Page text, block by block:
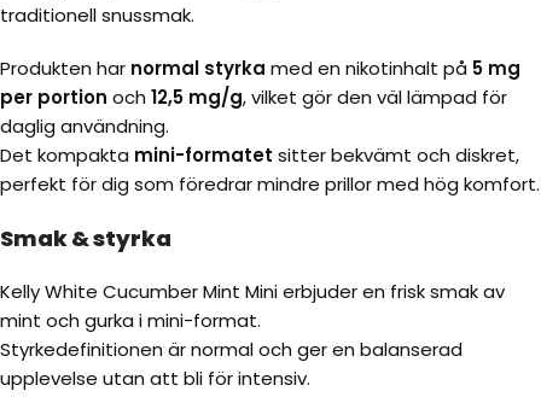
traditionell snussmak.
Produkten har normal styrka med en nikotinhalt på 5 mg
per portion och 12,5 mg/g, vilket gör den väl lämpad för
daglig användning.
Det kompakta mini-formatet sitter bekvämt och diskret,
perfekt för dig som föredrar mindre prillor med hög komfort.
Smak & styrka
Kelly White Cucumber Mint Mini erbjuder en frisk smak av
mint och gurka i mini-format.
Styrkedefinitionen är normal och ger en balanserad
upplevelse utan att bli för intensiv.